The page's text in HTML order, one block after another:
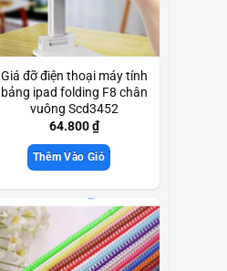
Giá đỡ điện thoại máy tính
bảng ipad folding F8 chân
vuông Scd3452
64.800₫
Thêm Vào Giỏ